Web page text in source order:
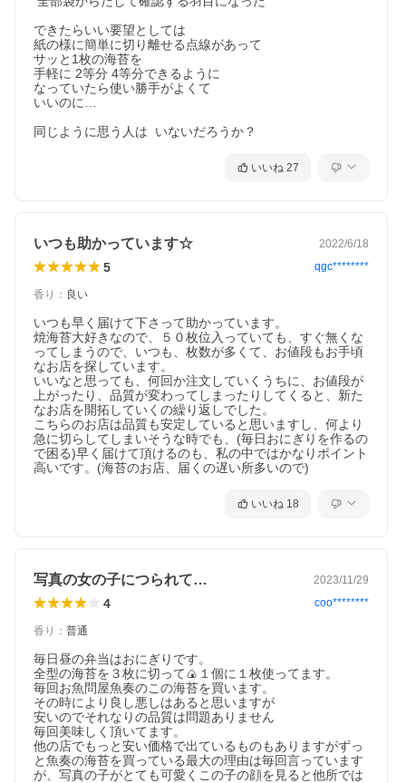
できたらいい要望としては
紙の様に簡単に切り離せる点線があって
サッと1枚の海苔を
手軽に 2等分 4等分できるように
なっていたら使い勝手がよくて
いいのに…
いいね 27
いつも助かっています☆ 2022/6/18
5 qgc********
香り ： 良い
いつも早く届けて下さって助かっています。
焼海苔大好きなので、５０枚位入っていても、すぐ無くな
ってしまうので、いつも、枚数が多くて、お値段もお手頃
なお店を探しています。
いいなと思っても、何回か注文していくうちに、お値段が
上がったり、品質が変わってしまったりしてくると、新た
なお店を開拓していくの繰り返しでした。
こちらのお店は品質も安定していると思いますし、何より
急に切らしてしまいそうな時でも、(毎日おにぎりを作るの
で困る)早く届けて頂けるのも、私の中ではかなりポイント
高いです。(海苔のお店、届くの遅い所多いので)
いいね 18
写真の女の子につられて… 2023/11/29
4 coo********
香り ： 普通
毎日昼の弁当はおにぎりです。
全型の海苔を３枚に切って🍙１個に１枚使ってます。
毎回お魚問屋魚奏のこの海苔を買います。
その時により良し悪しはあると思いますが
安いのでそれなりの品質は問題ありません
毎回美味しく頂いてます。
他の店でもっと安い価格で出ているものもありますがずっ
と魚奏の海苔を買っている最大の理由は毎回言っています
が、写真の子がとても可愛くこの子の顔を見ると他所では